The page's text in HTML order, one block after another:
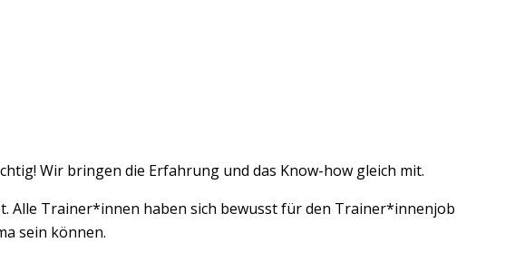
Wir bringen die Erfahrung und das Know-how gleich mit.
Alle Trainer*innen haben sich bewusst für den Trainer*innenjob
sein können.